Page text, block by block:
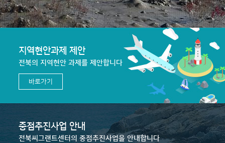
지역현안과제 제안
전북의 지역현안 과제를 제안합니다
바로가기
중점추진사업 안내
전북씨그랜트센터의 중점추진사업을 안내합니다